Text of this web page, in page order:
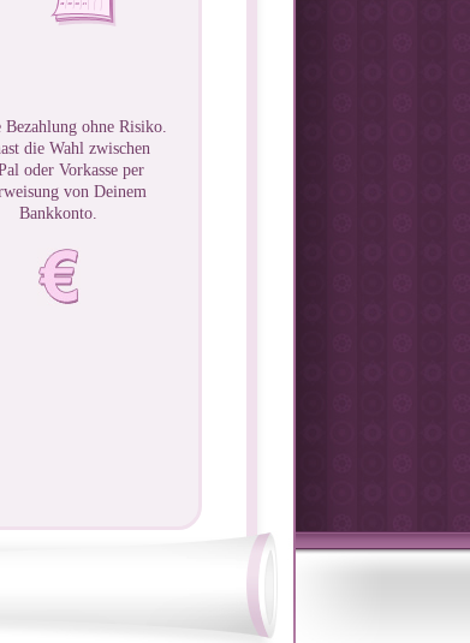
Bezahlung ohne Risiko.
die Wahl zwischen
oder Vorkasse per
von Deinem
Bankkonto.